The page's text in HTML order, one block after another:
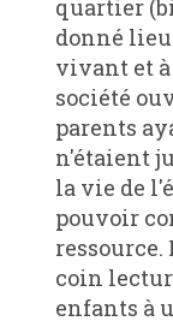
quartier
donné
vivant et
société
parents
n'étaient
la vie de
pouvoir
coin
enfants à